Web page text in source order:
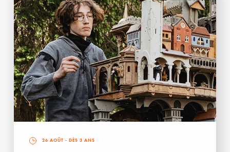
26 AOÛT - DÈS 3 ANS